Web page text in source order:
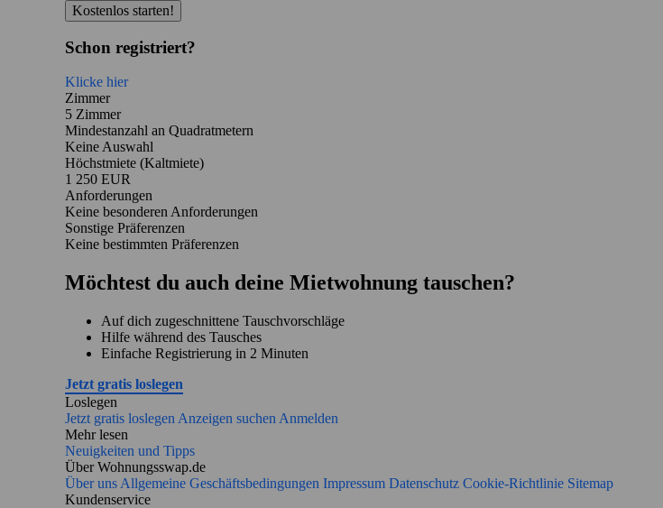
Kostenlos starten!
Schon registriert?
Klicke hier
Zimmer
5 Zimmer
Mindestanzahl an Quadratmetern
Keine Auswahl
Höchstmiete (Kaltmiete)
1 250 EUR
Anforderungen
Keine besonderen Anforderungen
Sonstige Präferenzen
Keine bestimmten Präferenzen
Möchtest du auch deine Mietwohnung tauschen?
Auf dich zugeschnittene Tauschvorschläge
Hilfe während des Tausches
Einfache Registrierung in 2 Minuten
Jetzt gratis loslegen
Loslegen
Jetzt gratis loslegen Anzeigen suchen Anmelden
Mehr lesen
Neuigkeiten und Tipps
Über Wohnungsswap.de
Über uns Allgemeine Geschäftsbedingungen Impressum Datenschutz Cookie-Richtlinie Sitemap
Kundenservice